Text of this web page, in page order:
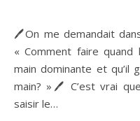
🖊On me demandait dans mon post crayons vs feutres ,
« Comment faire
main dominante et qu’il
main? »🖊 C’est vrai
saisir le…